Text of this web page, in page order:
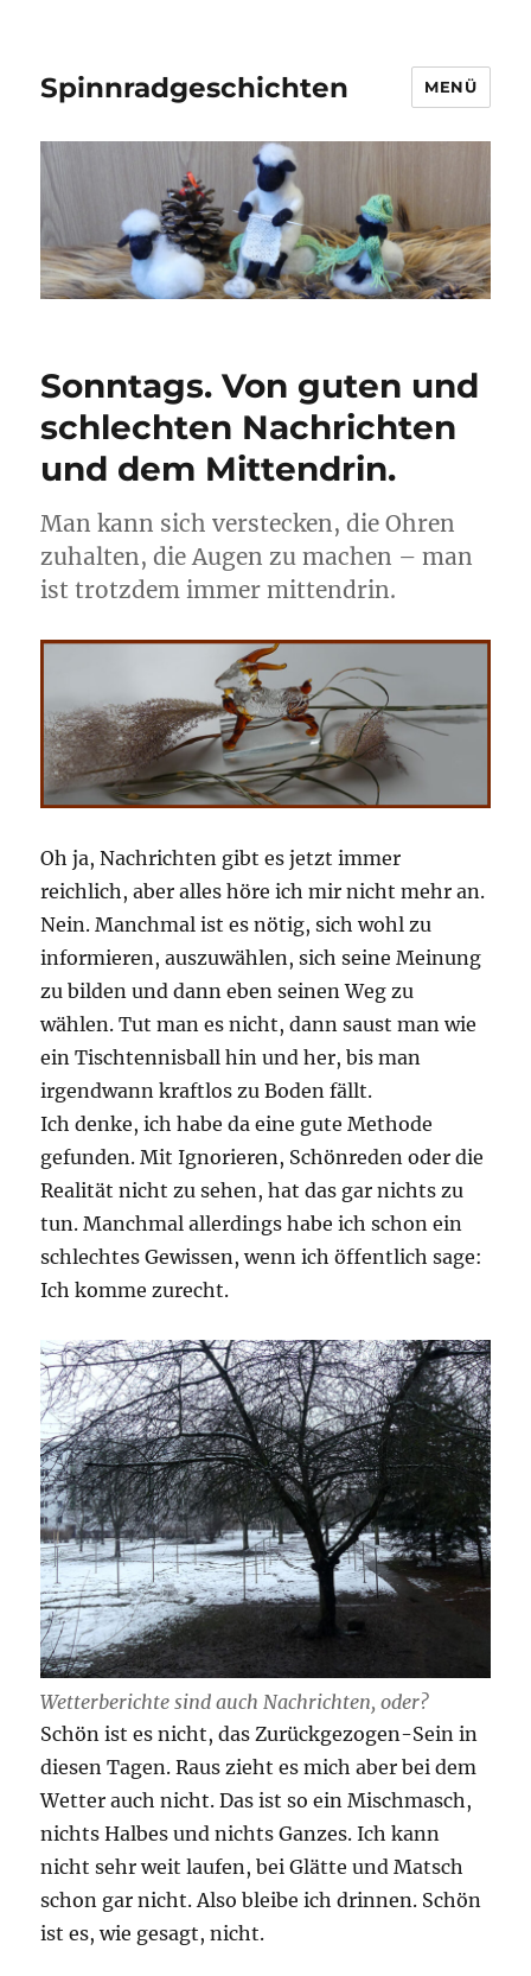
Spinnradgeschichten MENÜ
Sonntags. Von guten und
schlechten Nachrichten
und dem Mittendrin.
Man kann sich verstecken, die Ohren
zuhalten, die Augen zu machen – man
ist trotzdem immer mittendrin.
Oh ja, Nachrichten gibt es jetzt immer
reichlich, aber alles höre ich mir nicht mehr an.
Nein. Manchmal ist es nötig, sich wohl zu
informieren, auszuwählen, sich seine Meinung
zu bilden und dann eben seinen Weg zu
wählen. Tut man es nicht, dann saust man wie
ein Tischtennisball hin und her, bis man
irgendwann kraftlos zu Boden fällt.
Ich denke, ich habe da eine gute Methode
gefunden. Mit Ignorieren, Schönreden oder die
Realität nicht zu sehen, hat das gar nichts zu
tun. Manchmal allerdings habe ich schon ein
schlechtes Gewissen, wenn ich öffentlich sage:
Ich komme zurecht.
Wetterberichte sind auch Nachrichten, oder?
Schön ist es nicht, das Zurückgezogen-Sein in
diesen Tagen. Raus zieht es mich aber bei dem
Wetter auch nicht. Das ist so ein Mischmasch,
nichts Halbes und nichts Ganzes. Ich kann
nicht sehr weit laufen, bei Glätte und Matsch
schon gar nicht. Also bleibe ich drinnen. Schön
ist es, wie gesagt, nicht.